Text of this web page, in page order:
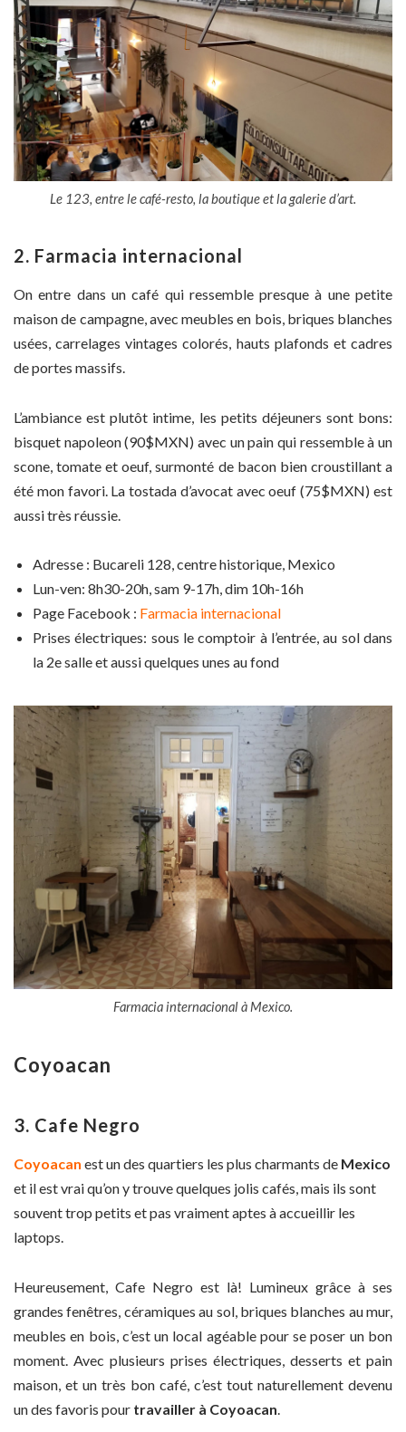
Le 123, entre le café-resto, la boutique et la galerie d’art.
2. Farmacia internacional
On entre dans un café qui ressemble presque à une petite
maison de campagne, avec meubles en bois, briques blanches
usées, carrelages vintages colorés, hauts plafonds et cadres
de portes massifs.
L’ambiance est plutôt intime, les petits déjeuners sont bons:
bisquet napoleon (90$MXN) avec un pain qui ressemble à un
scone, tomate et oeuf, surmonté de bacon bien croustillant a
été mon favori. La tostada d’avocat avec oeuf (75$MXN) est
aussi très réussie.
Adresse : Bucareli 128, centre historique, Mexico
Lun-ven: 8h30-20h, sam 9-17h, dim 10h-16h
Page Facebook : Farmacia internacional
Prises électriques: sous le comptoir à l’entrée, au sol dans
la 2e salle et aussi quelques unes au fond
Farmacia internacional à Mexico.
Coyoacan
3. Cafe Negro
Coyoacan est un des quartiers les plus charmants de Mexico
et il est vrai qu’on y trouve quelques jolis cafés, mais ils sont
souvent trop petits et pas vraiment aptes à accueillir les
laptops.
Heureusement, Cafe Negro est là! Lumineux grâce à ses
grandes fenêtres, céramiques au sol, briques blanches au mur,
meubles en bois, c’est un local agéable pour se poser un bon
moment. Avec plusieurs prises électriques, desserts et pain
maison, et un très bon café, c’est tout naturellement devenu
un des favoris pour travailler à Coyoacan